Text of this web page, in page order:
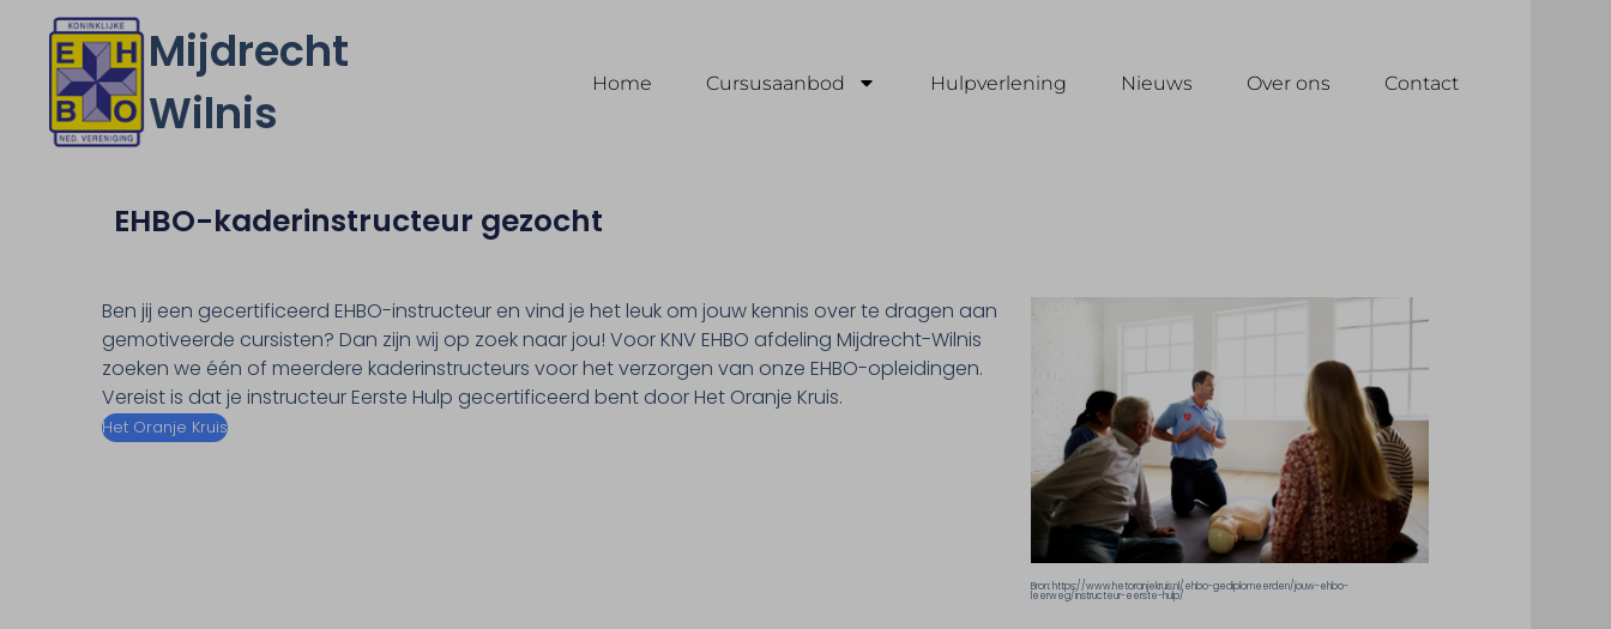
Mijdrecht
Wilnis
Home Cursusaanbod Hulpverlening Nieuws Over ons Contact
EHBO-kaderinstructeur gezocht
Ben jij een gecertificeerd EHBO-instructeur en vind je het leuk om jouw kennis over te dragen aan
gemotiveerde cursisten? Dan zijn wij op zoek naar jou! Voor KNV EHBO afdeling Mijdrecht-Wilnis
zoeken we één of meerdere kaderinstructeurs voor het verzorgen van onze EHBO-opleidingen.
Vereist is dat je instructeur Eerste Hulp gecertificeerd bent door Het Oranje Kruis.
Het Oranje Kruis
Bron: https://www.hetoranjekruis.nl/ehbo-gediplomeerden/jouw-ehbo-
leerweg/instructeur-eerste-hulp/